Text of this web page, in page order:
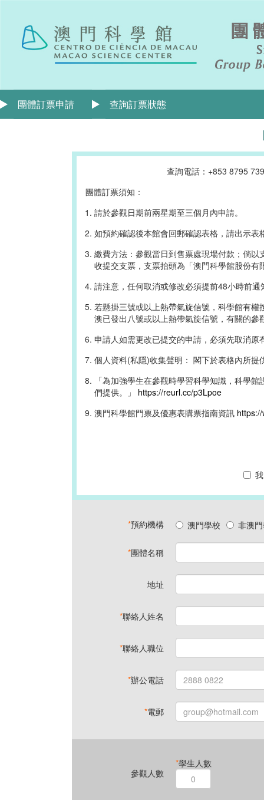
團體訂票申請 查詢訂票狀態
查詢電話：+853 8795
團體訂票須知：
請於參觀日期前兩星期至三個月內申請。
如預約確認後本館會回郵確認表格，請出示
繳費方法：參觀當日到售票處現場付款；倘
收提交支票，支票抬頭為「澳門科學館股份有
請注意，任何取消或修改必須提前48小時前
若懸掛三號或以上熱帶氣旋信號，科學館有
澳已發出八號或以上熱帶氣旋信號，有關的參
申請人如需更改已提交的申請，必須先取消原
個人資料(私隱)收集聲明： 閣下於表格內所
「為加強學生在參觀時學習科學知識，科學
們提供。」
https://reurl.cc/p3Lpoe
澳門科學館門票及優惠表購票指南資訊
*預約機構 澳門學校 非澳
*團體名稱
地址
*聯絡人姓名
*聯絡人職位
*辦公電話
*電郵
參觀人數
*學生人數